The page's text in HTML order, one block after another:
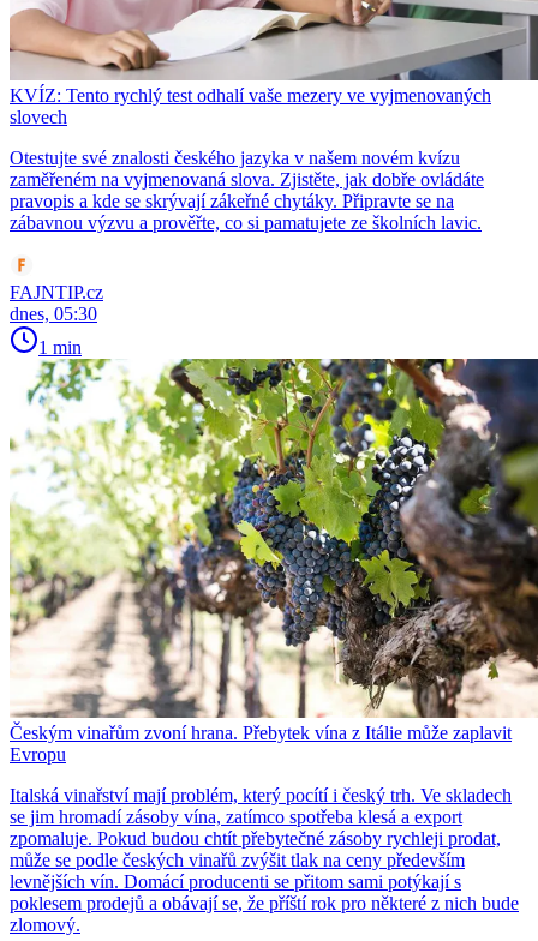
KVÍZ: Tento rychlý test odhalí vaše mezery ve vyjmenovaných
slovech
Otestujte své znalosti českého jazyka v našem novém kvízu
zaměřeném na vyjmenovaná slova. Zjistěte, jak dobře ovládáte
pravopis a kde se skrývají zákeřné chytáky. Připravte se na
zábavnou výzvu a prověřte, co si pamatujete ze školních lavic.
FAJNTIP.cz
dnes, 05:30
1 min
Českým vinařům zvoní hrana. Přebytek vína z Itálie může zaplavit
Evropu
Italská vinařství mají problém, který pocítí i český trh. Ve skladech
se jim hromadí zásoby vína, zatímco spotřeba klesá a export
zpomaluje. Pokud budou chtít přebytečné zásoby rychleji prodat,
může se podle českých vinařů zvýšit tlak na ceny především
levnějších vín. Domácí producenti se přitom sami potýkají s
poklesem prodejů a obávají se, že příští rok pro některé z nich bude
zlomový.